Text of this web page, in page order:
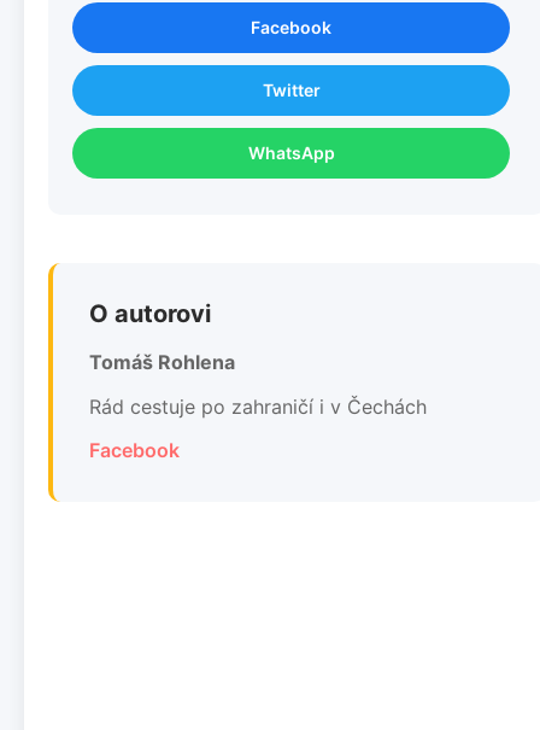
Facebook
Twitter
WhatsApp
O autorovi
Tomáš Rohlena
Rád cestuje po zahraničí i v Čechách
Facebook